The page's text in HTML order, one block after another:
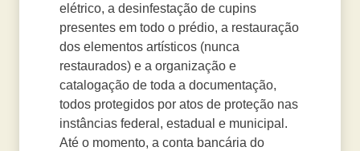
elétrico, a desinfestação de cupins
presentes em todo o prédio, a restauração
dos elementos artísticos (nunca
restaurados) e a organização e
catalogação de toda a documentação,
todos protegidos por atos de proteção nas
instâncias federal, estadual e municipal.
Até o momento, a conta bancária do